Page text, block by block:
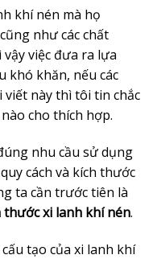
khí nén mà họ
như các chất
việc đưa ra lựa
khó khăn, nếu các
viết này thì tôi tin chắc
cho thích hợp.
nhu cầu sử dụng
cách và kích thước
ta cần trước tiên là
thước xi lanh khí nén.
tạo của xi lanh khí